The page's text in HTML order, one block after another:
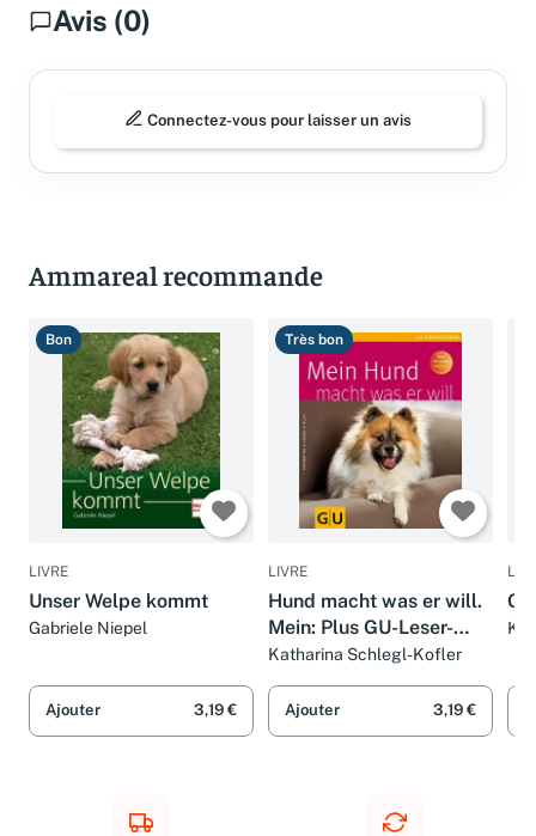
Avis (0)
Connectez-vous pour laisser un avis
Ammareal recommande
Bon
LIVRE
Unser Welpe kommt
Gabriele Niepel
Ajouter 3,19 €
Très bon
LIVRE
Hund macht was er will.
Mein: Plus GU-Leser-
Service
Katharina Schlegl-Kofler
Ajouter 3,19 €